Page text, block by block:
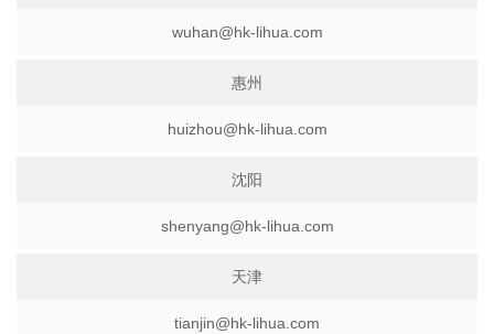
wuhan@hk-lihua.com
惠州
huizhou@hk-lihua.com
沈阳
shenyang@hk-lihua.com
天津
tianjin@hk-lihua.com